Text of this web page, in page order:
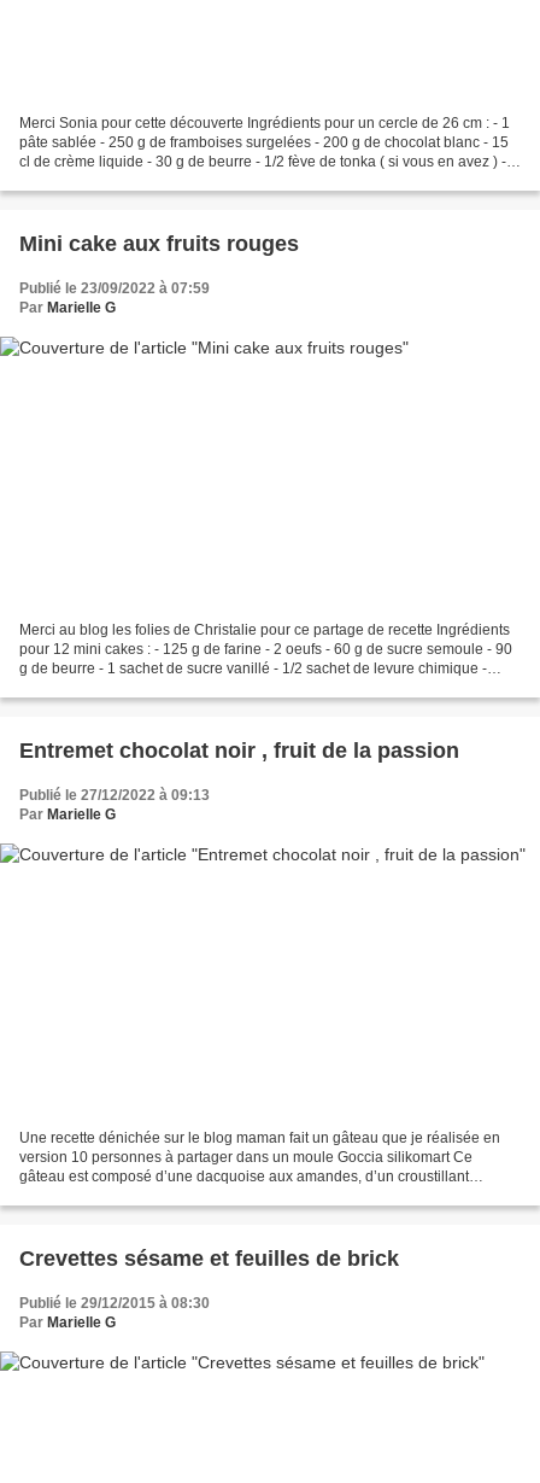
Merci Sonia pour cette découverte Ingrédients pour un cercle de 26 cm : - 1
pâte sablée - 250 g de framboises surgelées - 200 g de chocolat blanc - 15
cl de crème liquide - 30 g de beurre - 1/2 fève de tonka ( si vous en avez ) - 1
Mini cake aux fruits rouges
Publié le 23/09/2022 à 07:59
Par Marielle G
Merci au blog les folies de Christalie pour ce partage de recette Ingrédients
pour 12 mini cakes : - 125 g de farine - 2 oeufs - 60 g de sucre semoule - 90
g de beurre - 1 sachet de sucre vanillé - 1/2 sachet de levure chimique -
Entremet chocolat noir , fruit de la passion
Publié le 27/12/2022 à 09:13
Par Marielle G
Une recette dénichée sur le blog maman fait un gâteau que je réalisée en
version 10 personnes à partager dans un moule Goccia silikomart Ce
gâteau est composé d’une dacquoise aux amandes, d’un croustillant
Crevettes sésame et feuilles de brick
Publié le 29/12/2015 à 08:30
Par Marielle G